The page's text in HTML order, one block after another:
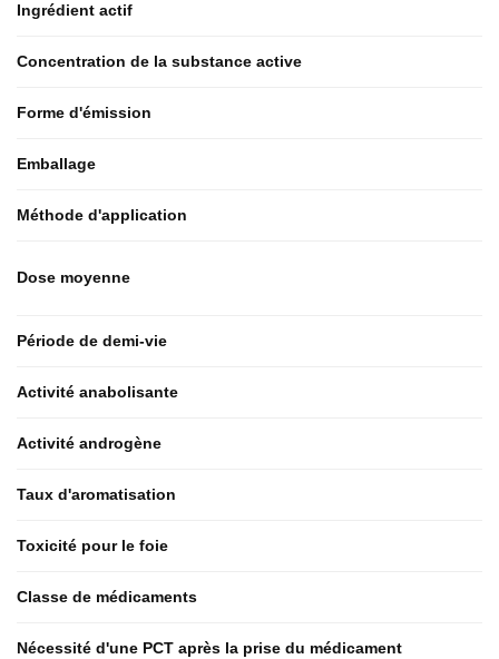
Ingrédient actif
Concentration de la substance active
Forme d'émission
Emballage
Méthode d'application
Dose moyenne
Période de demi-vie
Activité anabolisante
Activité androgène
Taux d'aromatisation
Toxicité pour le foie
Classe de médicaments
Nécessité d'une PCT après la prise du médicament